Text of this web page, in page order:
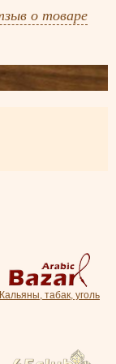
о товаре
Кальяны, табак, уголь